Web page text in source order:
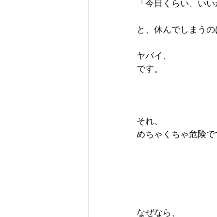
「今日くらい、いい
と、休んでしまうの
ヤバイ、
です。
それ、
めちゃくちゃ危険で
なぜなら、